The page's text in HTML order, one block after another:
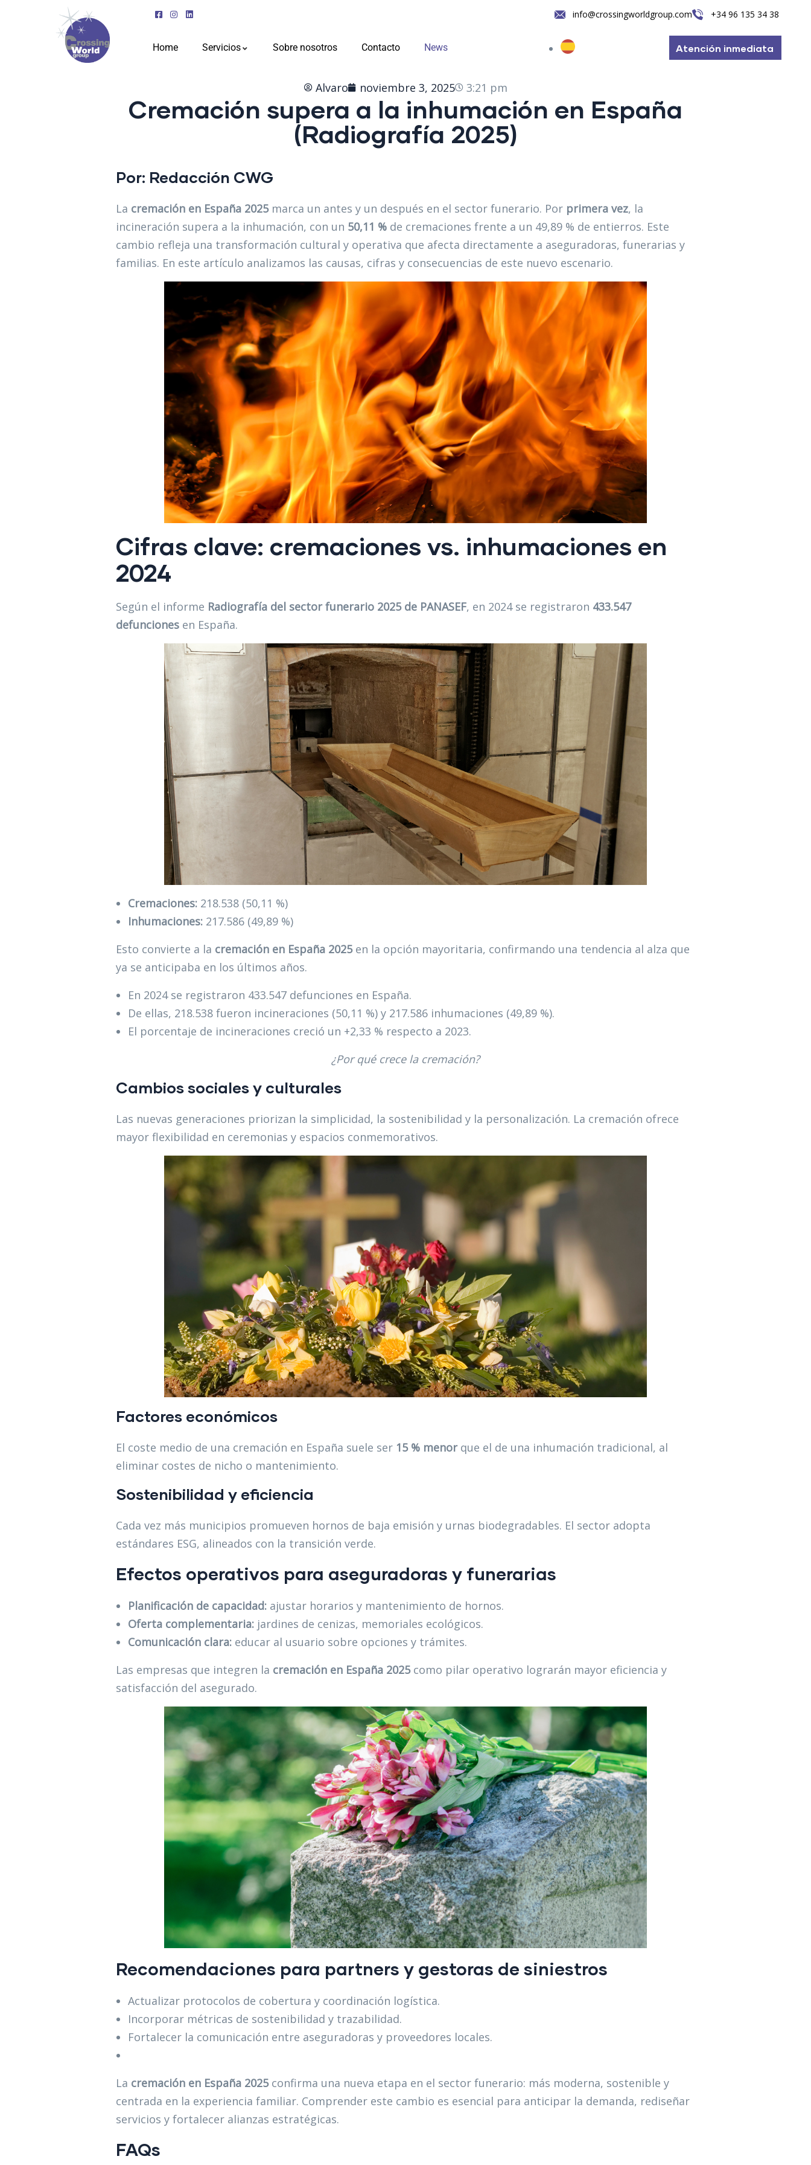
info@crossingworldgroup.com +34 96 135 34 38
Home Servicios Sobre nosotros Contacto News Atención inmediata
Alvaro noviembre 3, 2025 3:21 pm
Cremación supera a la inhumación en España
(Radiografía 2025)
Por: Redacción CWG
La cremación en España 2025marca un antes y un después en el sector funerario. Por primera vez, la
incineración supera a la inhumación, con un 50,11 % de cremaciones frente a un 49,89 % de entierros. Este
cambio refleja una transformación cultural y operativa que afecta directamente a aseguradoras, funerarias y
familias. En este artículo analizamos las causas, cifras y consecuencias de este nuevo escenario.
Cifras clave: cremaciones vs. inhumaciones en
2024
Según el informe Radiografía del sector funerario 2025 de PANASEF, en 2024 se registraron 433.547
defunciones en España.
Cremaciones: 218.538 (50,11 %)
Inhumaciones: 217.586 (49,89 %)
Esto convierte a la cremación en España 2025en la opción mayoritaria, confirmando una tendencia al alza que
ya se anticipaba en los últimos años.
En 2024 se registraron 433.547 defunciones en España.
De ellas, 218.538 fueron incineraciones (50,11 %) y 217.586 inhumaciones (49,89 %).
El porcentaje de incineraciones creció un +2,33 % respecto a 2023.
¿Por qué crece la cremación?
Cambios sociales y culturales
Las nuevas generaciones priorizan la simplicidad, la sostenibilidad y la personalización. La cremación ofrece
mayor flexibilidad en ceremonias y espacios conmemorativos.
Factores económicos
El coste medio de una cremación en España suele ser 15 % menorque el de una inhumación tradicional, al
eliminar costes de nicho o mantenimiento.
Sostenibilidad y eficiencia
Cada vez más municipios promueven hornos de baja emisión y urnas biodegradables. El sector adopta
estándares ESG, alineados con la transición verde.
Efectos operativos para aseguradoras y funerarias
Planificación de capacidad: ajustar horarios y mantenimiento de hornos.
Oferta complementaria: jardines de cenizas, memoriales ecológicos.
Comunicación clara: educar al usuario sobre opciones y trámites.
Las empresas que integren la cremación en España 2025como pilar operativo lograrán mayor eficiencia y
satisfacción del asegurado.
Recomendaciones para partners y gestoras de siniestros
Actualizar protocolos de cobertura y coordinación logística.
Incorporar métricas de sostenibilidad y trazabilidad.
Fortalecer la comunicación entre aseguradoras y proveedores locales.
La cremación en España 2025confirma una nueva etapa en el sector funerario: más moderna, sostenible y
centrada en la experiencia familiar. Comprender este cambio es esencial para anticipar la demanda, rediseñar
servicios y fortalecer alianzas estratégicas.
FAQs